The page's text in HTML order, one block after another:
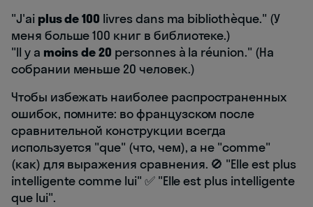
"J'ai plus de 100 livres dans ma bibliothèque." (У
меня больше 100 книг в библиотеке.)
"Il y a moins de 20 personnes à la réunion." (На
собрании меньше 20 человек.)
Чтобы избежать наиболее распространенных
ошибок, помните: во французском после
сравнительной конструкции всегда
используется "que" (что, чем), а не "comme"
(как) для выражения сравнения. 🚫 "Elle est plus
intelligente comme lui" ✅ "Elle est plus intelligente
que lui".